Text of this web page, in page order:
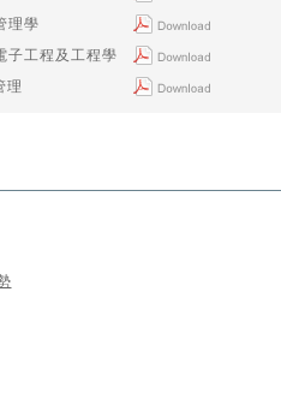
理學
子工程及工程學
理